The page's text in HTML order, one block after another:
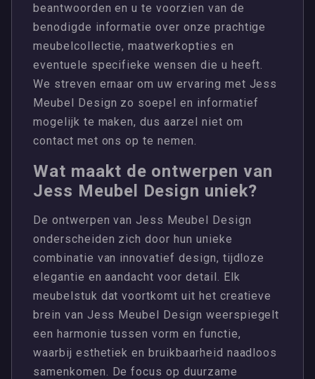
beantwoorden en u te voorzien van de
benodigde informatie over onze prachtige
meubelcollectie, maatwerkopties en
eventuele specifieke wensen die u heeft.
We streven ernaar om uw ervaring met Jess
Meubel Design zo soepel en informatief
mogelijk te maken, dus aarzel niet om
contact met ons op te nemen.
Wat maakt de ontwerpen van
Jess Meubel Design uniek?
De ontwerpen van Jess Meubel Design
onderscheiden zich door hun unieke
combinatie van innovatief design, tijdloze
elegantie en aandacht voor detail. Elk
meubelstuk dat voortkomt uit het creatieve
brein van Jess Meubel Design weerspiegelt
een harmonie tussen vorm en functie,
waarbij esthetiek en bruikbaarheid naadloos
samenkomen. De focus op duurzame